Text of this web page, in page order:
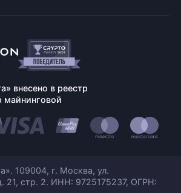
внесено в реестр
майнинговой
109004, г. Москва, ул.
21, стр. 2. ИНН: 9725175237, ОГРН: